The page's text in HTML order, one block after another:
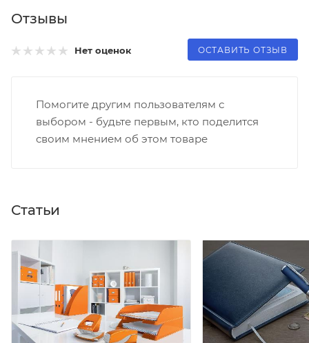
Отзывы
Нет оценок ОСТАВИТЬ ОТЗЫВ
Помогите другим пользователям с
выбором - будьте первым, кто поделится
своим мнением об этом товаре
Статьи